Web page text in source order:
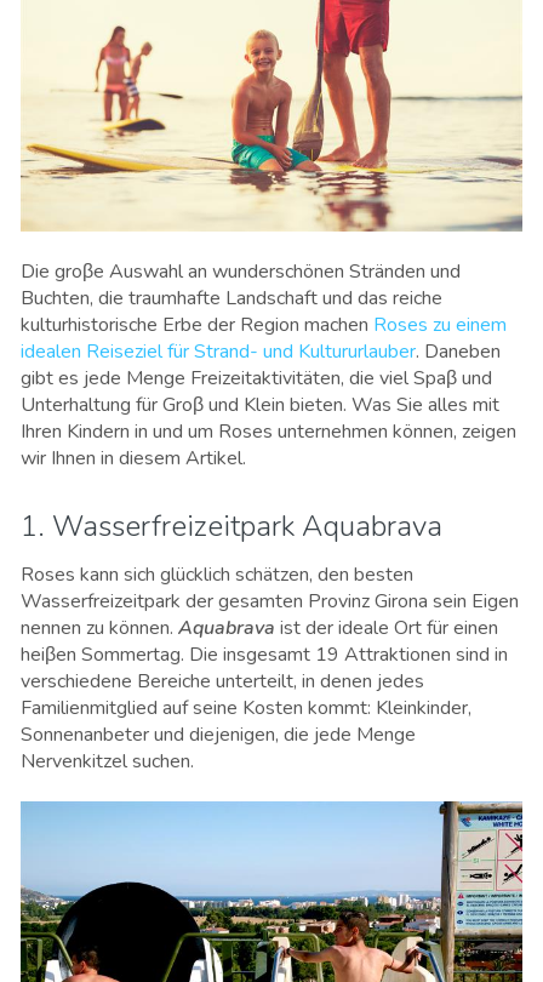
Die groβe Auswahl an wunderschönen Stränden und
Buchten, die traumhafte Landschaft und das reiche
kulturhistorische Erbe der Region machen Roses zu einem
idealen Reiseziel für Strand- und Kultururlauber. Daneben
gibt es jede Menge Freizeitaktivitäten, die viel Spaβ und
Unterhaltung für Groβ und Klein bieten. Was Sie alles mit
Ihren Kindern in und um Roses unternehmen können, zeigen
wir Ihnen in diesem Artikel.
1. Wasserfreizeitpark Aquabrava
Roses kann sich glücklich schätzen, den besten
Wasserfreizeitpark der gesamten Provinz Girona sein Eigen
nennen zu können. Aquabrava ist der ideale Ort für einen
heiβen Sommertag. Die insgesamt 19 Attraktionen sind in
verschiedene Bereiche unterteilt, in denen jedes
Familienmitglied auf seine Kosten kommt: Kleinkinder,
Sonnenanbeter und diejenigen, die jede Menge
Nervenkitzel suchen.